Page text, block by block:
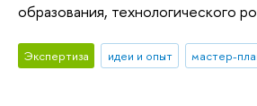
образования, технологического
Экспертиза идеи и опыт мастер-